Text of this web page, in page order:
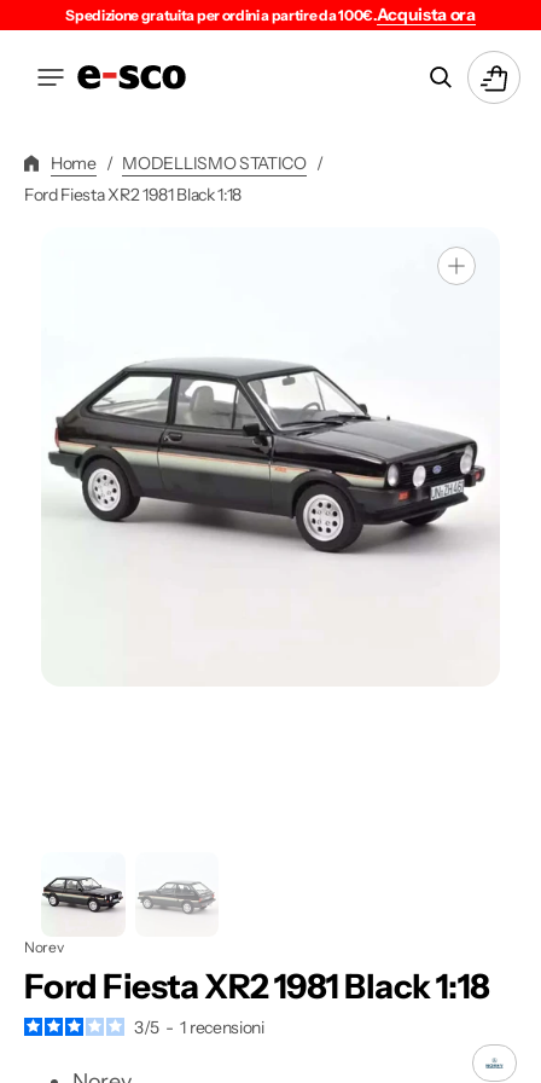
Spedizione gratuita per ordini a partire da 100€.Acquista ora
Carrello
Home / MODELLISMO STATICO /
Ford Fiesta XR2 1981 Black 1:18
Apri
Norev
Ford Fiesta XR2 1981 Black 1:18
3/5 - 1 recensioni